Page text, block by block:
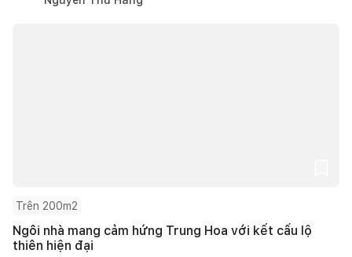
Trên 200m2
Ngôi nhà mang cảm hứng Trung Hoa với kết cấu lộ
thiên hiện đại